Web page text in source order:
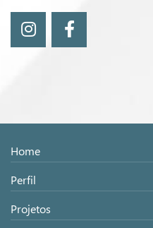
Home
Perfil
Projetos